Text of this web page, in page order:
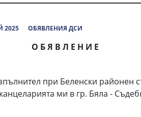
2025 ОБЯВЛЕНИЯ ДСИ
О Б Я В Л Е Н И Е
при Беленски районен
ми в гр. Бяла -